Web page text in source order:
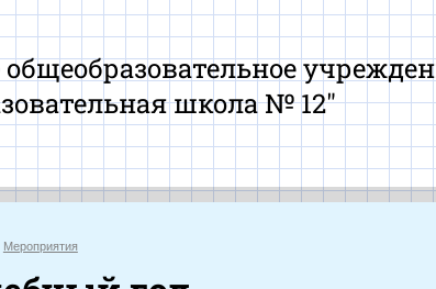
школа № 12"
Мероприятия